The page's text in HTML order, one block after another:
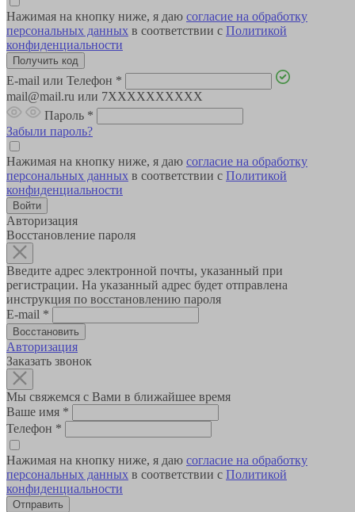
Нажимая на кнопку ниже, я даю согласие на обработку
персональных данных в соответствии с Политикой
конфиденциальности
E-mail или Телефон *
mail@mail.ru или 7XXXXXXXXXX
Пароль *
Забыли пароль?
Нажимая на кнопку ниже, я даю согласие на обработку
персональных данных в соответствии с Политикой
конфиденциальности
Авторизация
Восстановление пароля
Введите адрес электронной почты, указанный при
регистрации. На указанный адрес будет отправлена
инструкция по восстановлению пароля
E-mail *
Авторизация
Заказать звонок
Мы свяжемся с Вами в ближайшее время
Ваше имя *
Телефон *
Нажимая на кнопку ниже, я даю согласие на обработку
персональных данных в соответствии с Политикой
конфиденциальности